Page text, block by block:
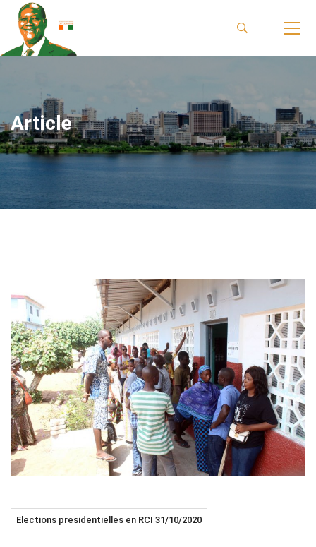
Article
Elections presidentielles en RCI 31/10/2020